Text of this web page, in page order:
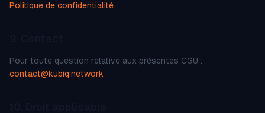
Politique de confidentialité
Pour toute question relative aux présentes CGU :
contact@kubiq.network